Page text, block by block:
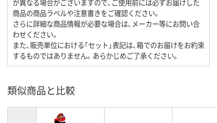
商品の商品ラベルや注意書きをご確認ください。
さらに詳細な商品情報が必要な場合は、メーカー等にお問い合
わせください。
また、販売単位における「セット」表記は、箱でのお届けをお約束
するものではありません。あらかじめご了承ください。
類似商品と比較